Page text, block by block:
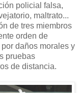
policial falsa,
maltrato...
de tres miembros
orden de
daños morales y
pruebas
de distancia.